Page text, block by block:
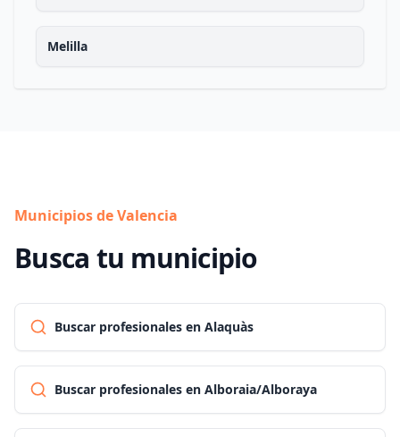
Melilla
Municipios de Valencia
Busca tu municipio
Buscar profesionales en Alaquàs
Buscar profesionales en Alboraia/Alboraya